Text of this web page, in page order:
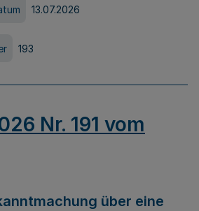
13.07.2026
193
Nr. 191 vom
über eine